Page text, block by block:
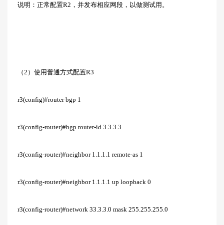
说明：正常配置R2，并发布相应网段，以做测试用。
（2）使用普通方式配置R3
r3(config)#router bgp 1
r3(config-router)#bgp router-id 3.3.3.3
r3(config-router)#neighbor 1.1.1.1 remote-as 1
r3(config-router)#neighbor 1.1.1.1 up loopback 0
r3(config-router)#network 33.3.3.0 mask 255.255.255.0